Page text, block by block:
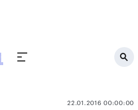
22.01.2016 00:00:00